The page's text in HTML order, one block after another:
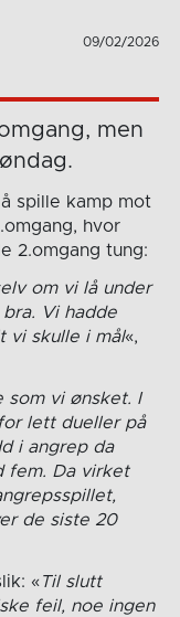
09/02/2026
men
spille kamp mot
hvor
2.omgang tung:
om vi lå under
Vi hadde
vi skulle i mål«,
som vi ønsket. I
lett dueller på
i angrep da
fem. Da virket
de siste 20
«Til slutt
feil, noe ingen